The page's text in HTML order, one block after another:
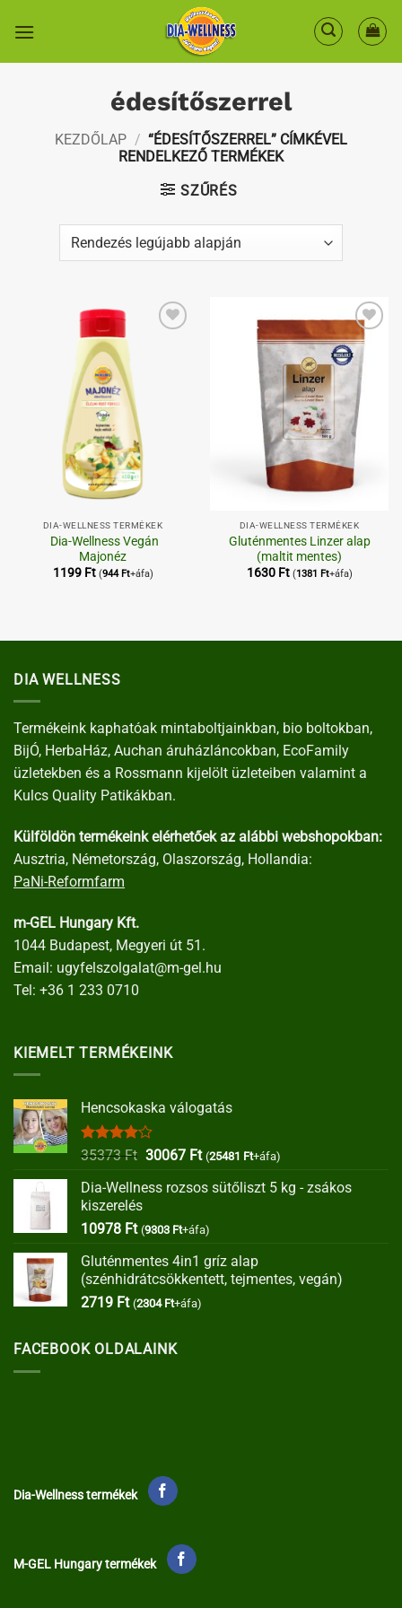
édesítőszerrel
KEZDŐLAP / “ÉDESÍTŐSZERREL” CÍMKÉVEL
RENDELKEZŐ TERMÉKEK
SZŰRÉS
Kedvenceimhez
DIA-WELLNESS TERMÉKEK
Dia-Wellness Vegán
Majonéz
1199 Ft (944 Ft+áfa)
Kedvenceimhez
DIA-WELLNESS TERMÉKEK
Gluténmentes Linzer alap
(maltit mentes)
1630 Ft (1381 Ft+áfa)
DIA WELLNESS
Termékeink kaphatóak mintaboltjainkban, bio boltokban,
BijÓ, HerbaHáz, Auchan áruházláncokban, EcoFamily
üzletekben és a Rossmann kijelölt üzleteiben valamint a
Kulcs Quality Patikákban.
Külföldön termékeink elérhetőek az alábbi webshopokban:
Ausztria, Németország, Olaszország, Hollandia:
PaNi-Reformfarm
m-GEL Hungary Kft.
1044 Budapest, Megyeri út 51.
Email: ugyfelszolgalat@m-gel.hu
Tel: +36 1 233 0710
KIEMELT TERMÉKEINK
Hencsokaska válogatás
Értékelés:
35373Ft Original
was:
30067 FtCurrent
is:
(25481 Ft+áfa)
Dia-Wellness rozsos sütőliszt 5 kg - zsákos
kiszerelés
10978 Ft (9303 Ft+áfa)
Gluténmentes 4in1 gríz alap
(szénhidrátcsökkentett, tejmentes, vegán)
2719 Ft (2304 Ft+áfa)
FACEBOOK OLDALAINK
Dia-Wellness termékek
M-GEL Hungary termékek